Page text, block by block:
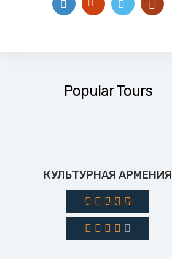
Popular Tours
КУЛЬТУРНАЯ АРМЕНИЯ
YASAMAN